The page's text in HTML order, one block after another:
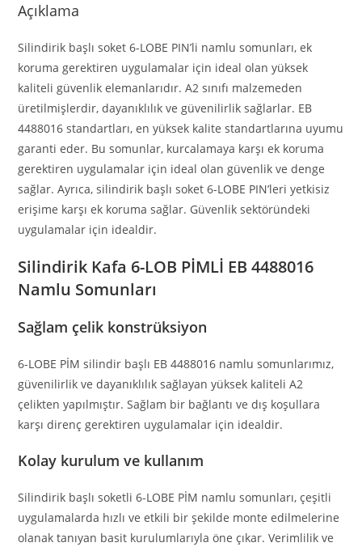
Açıklama
Silindirik başlı soket 6-LOBE PIN’li namlu somunları, ek
koruma gerektiren uygulamalar için ideal olan yüksek
kaliteli güvenlik elemanlarıdır. A2 sınıfı malzemeden
üretilmişlerdir, dayanıklılık ve güvenilirlik sağlarlar. EB
4488016 standartları, en yüksek kalite standartlarına uyumu
garanti eder. Bu somunlar, kurcalamaya karşı ek koruma
gerektiren uygulamalar için ideal olan güvenlik ve denge
sağlar. Ayrıca, silindirik başlı soket 6-LOBE PIN’leri yetkisiz
erişime karşı ek koruma sağlar. Güvenlik sektöründeki
uygulamalar için idealdir.
Silindirik Kafa 6-LOB PİMLİ EB 4488016
Namlu Somunları
Sağlam çelik konstrüksiyon
6-LOBE PİM silindir başlı EB 4488016 namlu somunlarımız,
güvenilirlik ve dayanıklılık sağlayan yüksek kaliteli A2
çelikten yapılmıştır. Sağlam bir bağlantı ve dış koşullara
karşı direnç gerektiren uygulamalar için idealdir.
Kolay kurulum ve kullanım
Silindirik başlı soketli 6-LOBE PİM namlu somunları, çeşitli
uygulamalarda hızlı ve etkili bir şekilde monte edilmelerine
olanak tanıyan basit kurulumlarıyla öne çıkar. Verimlilik ve